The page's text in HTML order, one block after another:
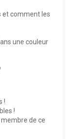
et comment les
une couleur
!
!
membre de ce